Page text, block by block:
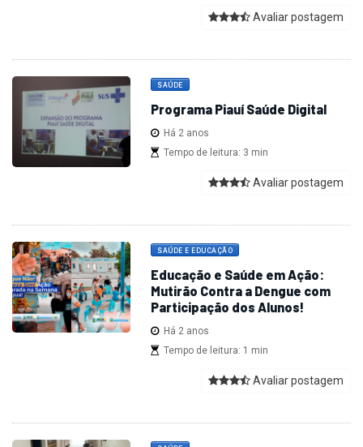
Avaliar postagem
SAÚDE
Programa Piauí Saúde Digital
Há 2 anos
Tempo de leitura: 3 min
Avaliar postagem
SAÚDE E EDUCAÇÃO
Educação e Saúde em Ação:
Mutirão Contra a Dengue com
Participação dos Alunos!
Há 2 anos
Tempo de leitura: 1 min
Avaliar postagem